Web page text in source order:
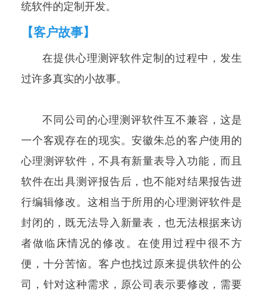
统软件的定制开发。
【客户故事】
在提供心理测评软件定制的过程中，发生
过许多真实的小故事。
不同公司的心理测评软件互不兼容，这是
一个客观存在的现实。安徽朱总的客户使用的
心理测评软件，不具有新量表导入功能，而且
软件在出具测评报告后，也不能对结果报告进
行编辑修改。这相当于所用的心理测评软件是
封闭的，既无法导入新量表，也无法根据来访
者做临床情况的修改。在使用过程中很不方
便，十分苦恼。客户也找过原来提供软件的公
司，针对这种需求，原公司表示要修改，需要